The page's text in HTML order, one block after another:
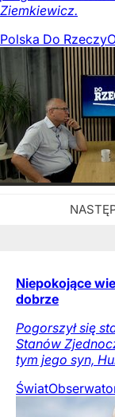
Ziemkiewicz.
Polska Do Rzeczy
Niepokojące
dobrze
Pogorszył się
Stanów
tym jego syn,
Świat